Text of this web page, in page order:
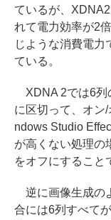
ているが、
れて電力効率が2
じような消費電力
ている。
XDNA 2では6列
に区切って、オン
ndows Studio
が高くない処理の
をオフにすること
逆に画像生成の
合には6列すべて